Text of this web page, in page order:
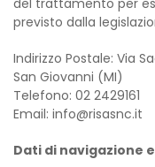
del trattamento per
previsto dalla
Indirizzo Postale: Via
San Giovanni (MI)
Telefono: 02 2429161
Email: info@risasnc.it
Dati di navigazione